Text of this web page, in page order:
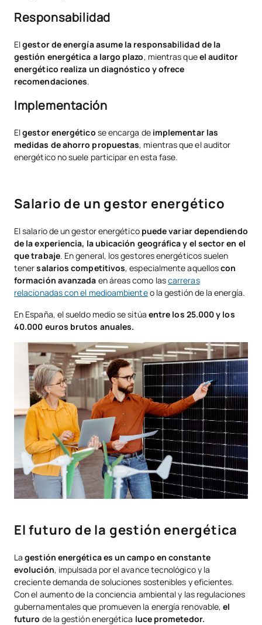
Responsabilidad
Elgestor de energía asume la responsabilidad de la
gestión energética a largo plazo, mientras queel auditor
energético realiza un diagnóstico y ofrece
recomendaciones.
Implementación
Elgestor energético se encarga de implementar las
medidas de ahorro propuestas, mientras que el auditor
energético no suele participar en esta fase.
Salario de un gestor energético
El salario de un gestor energético puede variar dependiendo
de la experiencia, la ubicación geográfica y el sector en el
que trabaje. En general, los gestores energéticos suelen
tenersalarios competitivos, especialmente aquelloscon
formación avanzada en áreas como lascarreras
relacionadas con el medioambienteo la gestión de la energía.
En España, el sueldo medio se sitúa entre los 25.000 y los
40.000 euros brutos anuales.
El futuro de la gestión energética
Lagestión energética es un campo en constante
evolución, impulsada por el avance tecnológico y la
creciente demanda de soluciones sostenibles y eficientes.
Con el aumento de la conciencia ambiental y las regulaciones
gubernamentales que promueven la energía renovable,el
futuro de la gestión energética luce prometedor.